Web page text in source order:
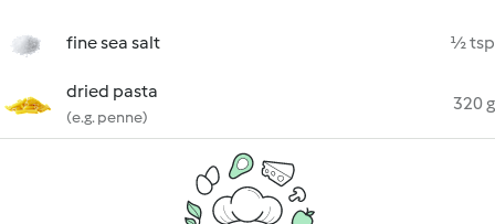
fine sea salt ½ tsp
dried pasta
(e.g. penne)
320 g